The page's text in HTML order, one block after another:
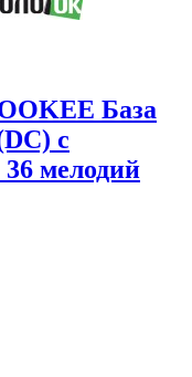
База
с
мелодий